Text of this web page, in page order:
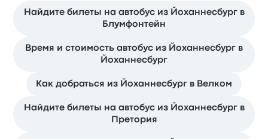
Найдите билеты на автобус из Йоханнесбург в
Блумфонтейн
Время и стоимость автобус из Йоханнесбург в
Йоханнесбург
Как добраться из Йоханнесбург в Велком
Найдите билеты на автобус из Йоханнесбург в
Претория